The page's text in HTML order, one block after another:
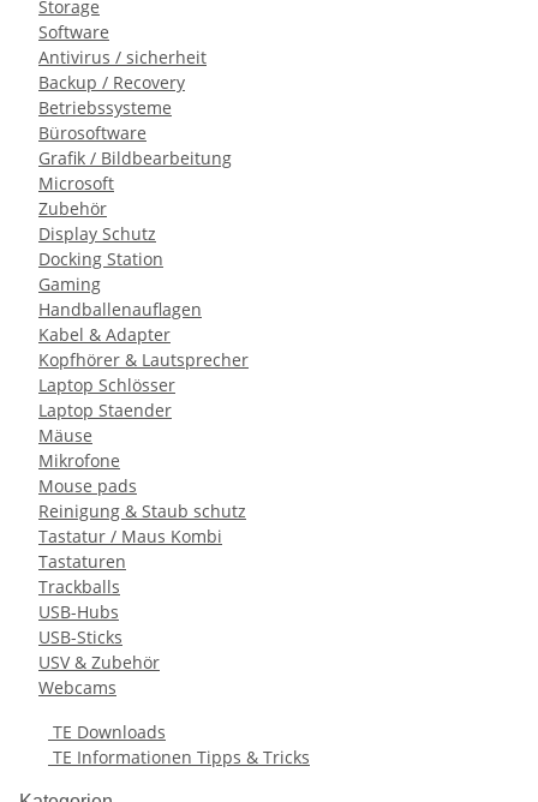
Storage
Software
Antivirus / sicherheit
Backup / Recovery
Betriebssysteme
Bürosoftware
Grafik / Bildbearbeitung
Microsoft
Zubehör
Display Schutz
Docking Station
Gaming
Handballenauflagen
Kabel & Adapter
Kopfhörer & Lautsprecher
Laptop Schlösser
Laptop Staender
Mäuse
Mikrofone
Mouse pads
Reinigung & Staub schutz
Tastatur / Maus Kombi
Tastaturen
Trackballs
USB-Hubs
USB-Sticks
USV & Zubehör
Webcams
TE Downloads
TE Informationen Tipps & Tricks